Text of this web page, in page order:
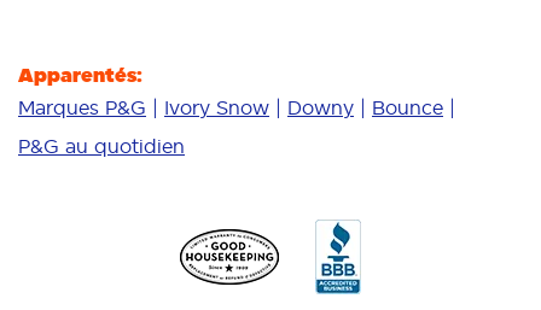
Apparentés:
Marques P&G Ivory Snow Downy
Bounce
P&G au quotidien